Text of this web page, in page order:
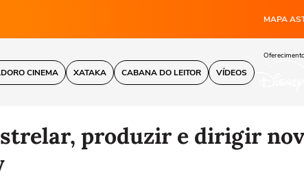
MAPA
CINEMA XATAKA CABANA DO LEITOR VÍDEOS
Oferecimento
produzir e dirigir